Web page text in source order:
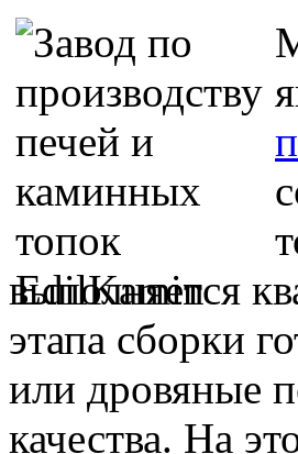
выполняется
этапа сборки
или дровяные
качества. На